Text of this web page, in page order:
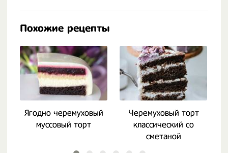
Похожие рецепты
Ягодно черемуховый
муссовый торт
Черемуховый торт
классический со
сметаной